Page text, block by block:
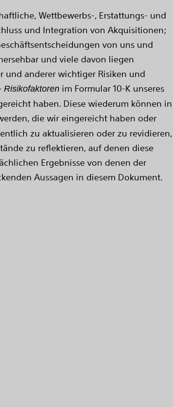
Wettbewerbs-, Erstattungs- und
und Integration von Akquisitionen;
von uns und
und viele davon liegen
und anderer wichtiger Risiken und
Risikofaktoren im Formular 10-K unseres
haben. Diese wiederum können in
die wir eingereicht haben oder
zu aktualisieren oder zu revidieren,
zu reflektieren, auf denen diese
Ergebnisse von denen der
Aussagen in diesem Dokument.